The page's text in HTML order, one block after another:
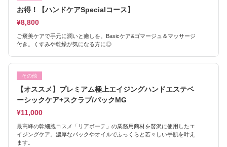
お得！【ハンドケアSpecialコース】
¥8,800
ご褒美ケアで手元に潤いと癒しを。Basicケア&ゴマージュ＆マッサージ
付き。くすみや乾燥が気になる方に◎
その他
【オススメ】プレミアム極上エイジングハンドエステベ
ーシックケア+スクラブ/パックMG
¥11,000
最高峰の幹細胞コスメ「リアボーテ」の業務用商材を贅沢に使用したエ
イジングケア。濃厚なパックやオイルでふっくらと若々しい手肌を叶え
ます。